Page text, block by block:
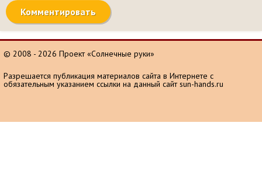
© 2008 - 2026 Проект «Солнечные руки»
Разрешается публикация материалов сайта в Интернете с
обязательным указанием ссылки на данный сайт sun-hands.ru